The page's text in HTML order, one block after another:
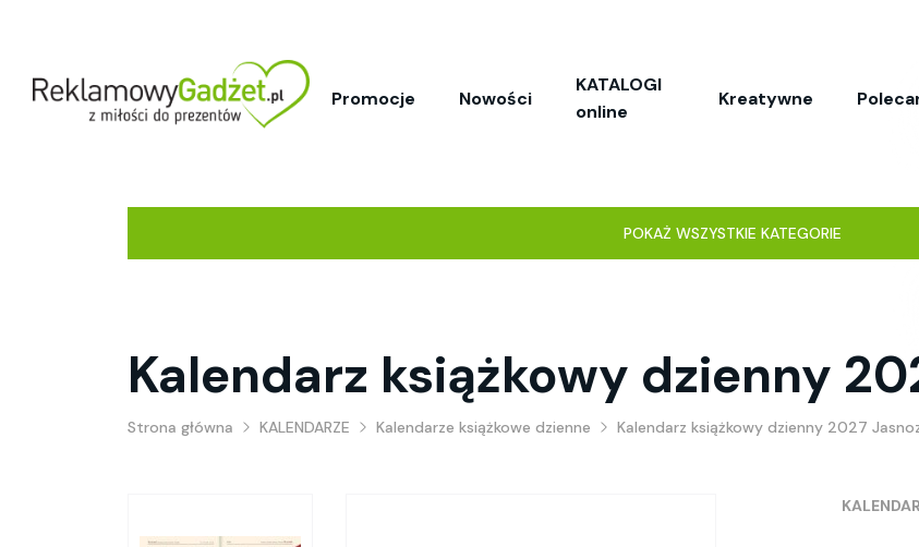
Promocje Nowości
KATALOGI
online
Kreatywne
POKAŻ WSZYSTKIE KATEGORIE
Kalendarz książkowy dzienny
Strona główna KALENDARZE Kalendarze książkowe dzienne Kalendarz książkowy dzienny 2027